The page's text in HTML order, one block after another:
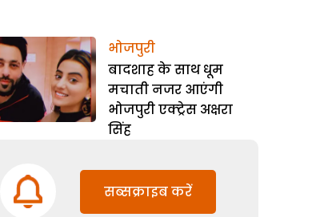
भोजपुरी
बादशाह के साथ धूम
मचाती नजर आएंगी
भोजपुरी एक्ट्रेस अक्षरा
सिंह
सब्सक्राइब करें